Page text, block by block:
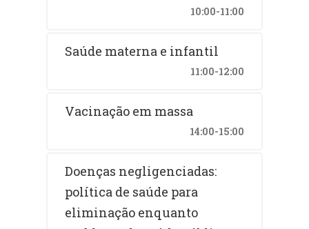
10:00-11:00
Saúde materna e infantil
11:00-12:00
Vacinação em massa
14:00-15:00
Doenças negligenciadas:
política de saúde para
eliminação enquanto